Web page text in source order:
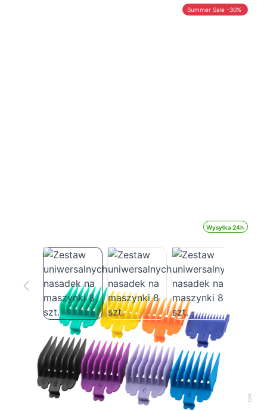
Wysyłka 24h
Summer Sale -30%
Zestaw uniwersalnych nasadek na
maszynki 8 szt.